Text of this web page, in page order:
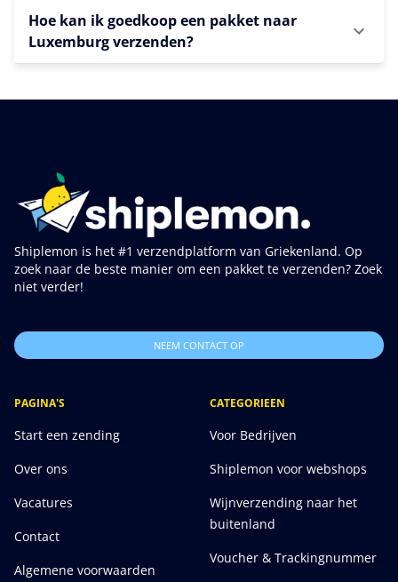
Hoe kan ik goedkoop een pakket naar
Luxemburg verzenden?
Shiplemon is het #1 verzendplatform van Griekenland. Op
zoek naar de beste manier om een pakket te verzenden? Zoek
niet verder!
NEEM CONTACT OP
PAGINA'S
Start een zending
Over ons
Vacatures
Contact
Algemene voorwaarden
CATEGORIEEN
Voor Bedrijven
Shiplemon voor webshops
Wijnverzending naar het
buitenland
Voucher & Trackingnummer